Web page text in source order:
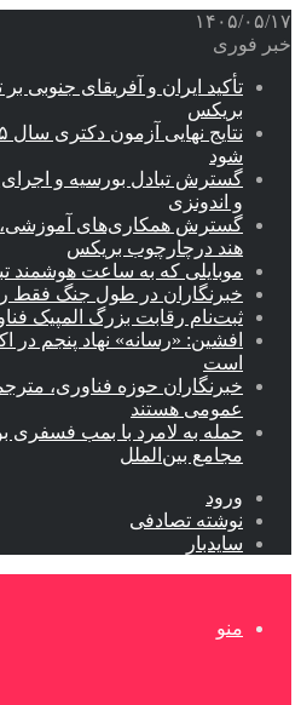
۱۴۰۵/۰۵/۱۷
خبر فوری
تأکید ایران و آفریقای جنوبی
بریکس
شود
گسترش تبادل بورسیه و
و اندونزی
گسترش همکاری‌های آموزشی،
هند درچارچوب بریکس
موبایلی که به ساعت هوشمند
خبرنگاران در طول جنگ فقط
ثبت‌نام رقابت بزرگ المپیک فناوری ۲۰۲۶
افشین: «رسانه» نهاد پنجم در
است
خبرنگاران حوزه فناوری،
عمومی هستند
حمله به لامرد با بمب فسفری
مجامع بین‌الملل
ورود
نوشته تصادفی
سایدبار
منو